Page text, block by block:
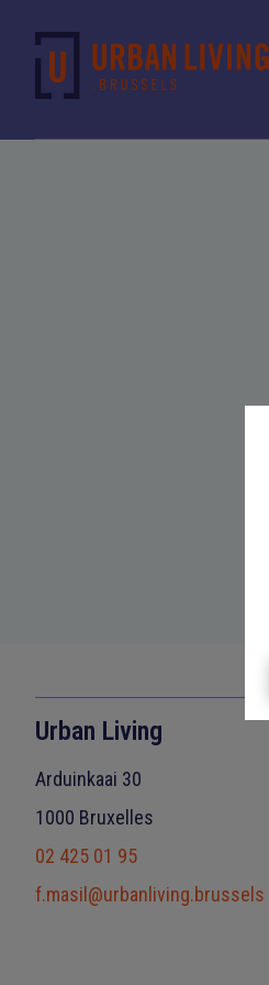
Urban Living
Arduinkaai 30
1000 Bruxelles
02 425 01 95
f.masil@urbanliving.brussels